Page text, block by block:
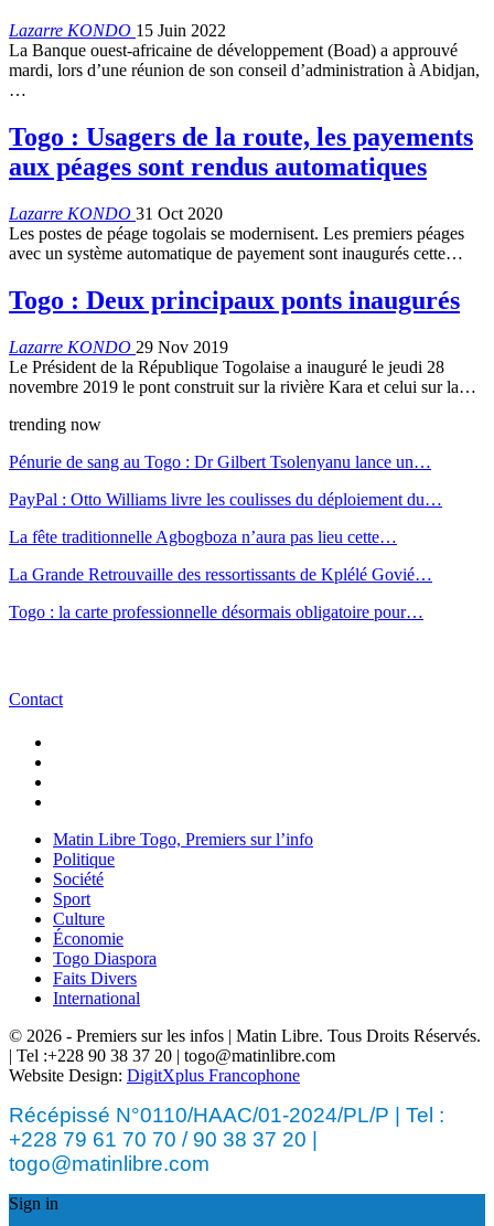
Lazarre KONDO 15 Juin 2022
La Banque ouest-africaine de développement (Boad) a approuvé
mardi, lors d’une réunion de son conseil d’administration à Abidjan,
…
Togo : Usagers de la route, les payements
aux péages sont rendus automatiques
Lazarre KONDO 31 Oct 2020
Les postes de péage togolais se modernisent. Les premiers péages
avec un système automatique de payement sont inaugurés cette…
Togo : Deux principaux ponts inaugurés
Lazarre KONDO 29 Nov 2019
Le Président de la République Togolaise a inauguré le jeudi 28
novembre 2019 le pont construit sur la rivière Kara et celui sur la…
trending now
Pénurie de sang au Togo : Dr Gilbert Tsolenyanu lance un…
PayPal : Otto Williams livre les coulisses du déploiement du…
La fête traditionnelle Agbogboza n’aura pas lieu cette…
La Grande Retrouvaille des ressortissants de Kplélé Govié…
Togo : la carte professionnelle désormais obligatoire pour…
Contact
Matin Libre Togo, Premiers sur l’info
Politique
Société
Sport
Culture
Économie
Togo Diaspora
Faits Divers
International
© 2026 - Premiers sur les infos | Matin Libre. Tous Droits Réservés.
| Tel :+228 90 38 37 20 | togo@matinlibre.com
Website Design: DigitXplus Francophone
Récépissé N°0110/HAAC/01-2024/PL/P | Tel :
+228 79 61 70 70 / 90 38 37 20 |
togo@matinlibre.com
Sign in